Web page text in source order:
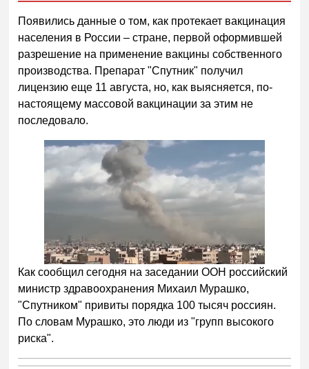
Появились данные о том, как протекает вакцинация
населения в России – стране, первой оформившей
разрешение на применение вакцины собственного
производства. Препарат "Спутник" получил
лицензию еще 11 августа, но, как выясняется, по-
настоящему массовой вакцинации за этим не
последовало.
Как сообщил сегодня на заседании ООН российский
министр здравоохранения Михаил Мурашко,
"Спутником" привиты порядка 100 тысяч россиян.
По словам Мурашко, это люди из "групп высокого
риска".